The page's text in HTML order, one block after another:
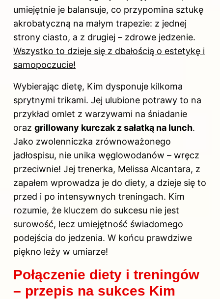
umiejętnie je balansuje, co przypomina sztukę
akrobatyczną na małym trapezie: z jednej
strony ciasto, a z drugiej – zdrowe jedzenie.
Wszystko to dzieje się z dbałością o estetykę i
samopoczucie!
Wybierając dietę, Kim dysponuje kilkoma
sprytnymi trikami. Jej ulubione potrawy to na
przykład omlet z warzywami na śniadanie
oraz grillowany kurczak z sałatką na lunch.
Jako zwolenniczka zrównoważonego
jadłospisu, nie unika węglowodanów – wręcz
przeciwnie! Jej trenerka, Melissa Alcantara, z
zapałem wprowadza je do diety, a dzieje się to
przed i po intensywnych treningach. Kim
rozumie, że kluczem do sukcesu nie jest
surowość, lecz umiejętność świadomego
podejścia do jedzenia. W końcu prawdziwe
piękno leży w umiarze!
Połączenie diety i treningów
– przepis na sukces Kim